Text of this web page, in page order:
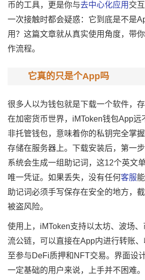
币的工具，更是你与去中心化应用 交
一次接触时都会疑惑：它到底是不是
用？这篇文章就从真实使用角度，带
作流程。
它真的只是个App吗
很多人以为钱包就是下载一个软件，
在加密货币世界，iMToken钱包App远
非托管钱包，意味着你的私钥完全掌
存储在服务器上。下载安装后，第一
系统会生成一组 助记词 ，这12个英文
唯一凭证。如果丢失，没有任何客服
助记词必须手写保存在安全的地方，
被盗风险。
使用上，iMToken支持以太坊、波场
流公链，可以直接在App内进行转账
至参与DeFi质押和NFT交易。界面设
一定基础的用户来说，上手并不困难